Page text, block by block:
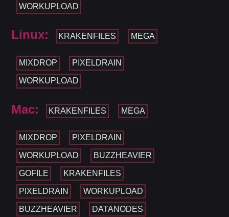
WORKUPLOAD
Linux: KRAKENFILES MEGA
MIXDROP PIXELDRAIN
WORKUPLOAD
Mac: KRAKENFILES MEGA
MIXDROP PIXELDRAIN
WORKUPLOAD BUZZHEAVIER
GOFILE KRAKENFILES
PIXELDRAIN WORKUPLOAD
BUZZHEAVIER DATANODES